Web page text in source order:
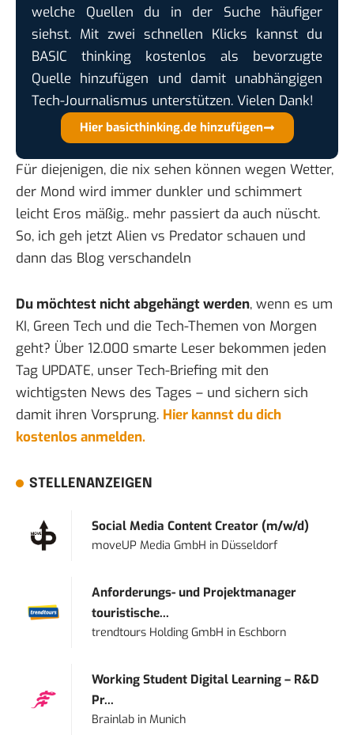
welche Quellen du in der Suche häufiger
siehst. Mit zwei schnellen Klicks kannst du
BASIC thinking kostenlos als bevorzugte
Quelle hinzufügen und damit unabhängigen
Tech-Journalismus unterstützen. Vielen Dank!
Hier basicthinking.de hinzufügen
Für diejenigen, die nix sehen können wegen Wetter,
der Mond wird immer dunkler und schimmert
leicht Eros mäßig.. mehr passiert da auch nüscht.
So, ich geh jetzt Alien vs Predator schauen und
dann das Blog verschandeln
Du möchtest nicht abgehängt werden, wenn es um
KI, Green Tech und die Tech-Themen von Morgen
geht? Über 12.000 smarte Leser bekommen jeden
Tag UPDATE, unser Tech-Briefing mit den
wichtigsten News des Tages – und sichern sich
damit ihren Vorsprung. Hier kannst du dich
kostenlos anmelden.
STELLENANZEIGEN
Social Media Content Creator (m/w/d)
moveUP Media GmbH in Düsseldorf
Anforderungs- und Projektmanager
touristische...
trendtours Holding GmbH in Eschborn
Working Student Digital Learning – R&D
Pr...
Brainlab inMunich